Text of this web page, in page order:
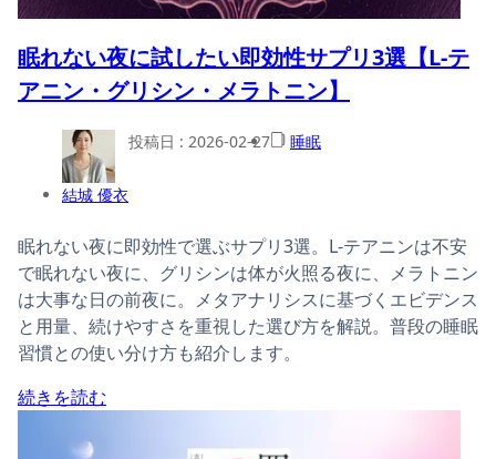
眠れない夜に試したい即効性サプリ3選【L-テ
アニン・グリシン・メラトニン】
結城 優衣
投稿日 : 2026-02-27 睡眠
眠れない夜に即効性で選ぶサプリ3選。L-テアニンは不安
で眠れない夜に、グリシンは体が火照る夜に、メラトニン
は大事な日の前夜に。メタアナリシスに基づくエビデンス
と用量、続けやすさを重視した選び方を解説。普段の睡眠
習慣との使い分け方も紹介します。
続きを読む